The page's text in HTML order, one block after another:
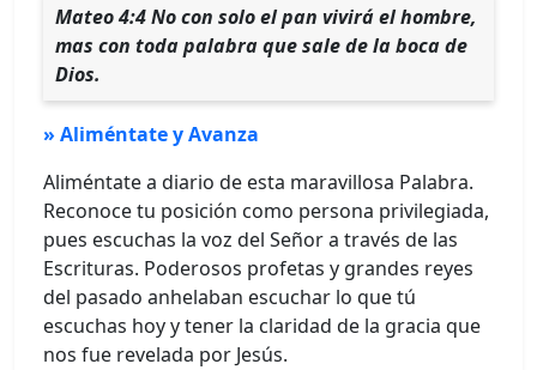
Mateo 4:4 No con solo el pan vivirá el hombre,
mas con toda palabra que sale de la boca de
Dios.
» Aliméntate y Avanza
Aliméntate a diario de esta maravillosa Palabra.
Reconoce tu posición como persona privilegiada,
pues escuchas la voz del Señor a través de las
Escrituras. Poderosos profetas y grandes reyes
del pasado anhelaban escuchar lo que tú
escuchas hoy y tener la claridad de la gracia que
nos fue revelada por Jesús.